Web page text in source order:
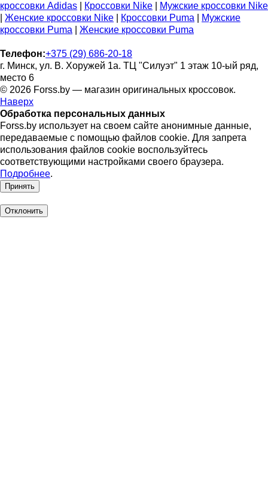
кроссовки Adidas
Кроссовки Nike
Мужские кроссовки Nike
Женские кроссовки Nike Кроссовки Puma
Мужские
кроссовки Puma
Женские кроссовки Puma
Телефон:+375 (29) 686-20-18
г. Минск, ул. В. Хоружей 1а. ТЦ "Силуэт" 1 этаж 10-ый ряд,
место 6
© 2026 Forss.by — магазин оригинальных кроссовок.
Наверх
Обработка персональных данных
Forss.by использует на своем сайте анонимные данные,
передаваемые с помощью файлов cookie. Для запрета
использования файлов cookie воспользуйтесь
соответствующими настройками своего браузера.
Подробнее.
Принять
Отклонить